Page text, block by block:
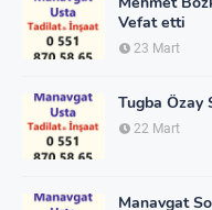
Vefat etti
23 Mart
Tugba Özay
22 Mart
Manavgat